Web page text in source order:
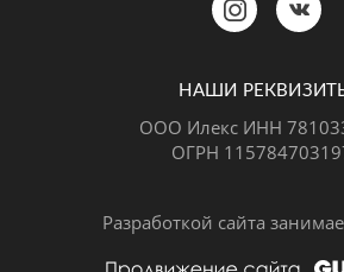
НАШИ
ООО Илекс ИНН
ОГРН
Разработкой сайта
Позвонить Telegram